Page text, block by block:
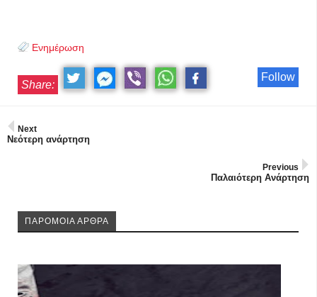
Ενημέρωση
Follow
Share:
Next
Νεότερη ανάρτηση
Previous
Παλαιότερη Ανάρτηση
ΠΑΡΟΜΟΙΑ ΑΡΘΡΑ